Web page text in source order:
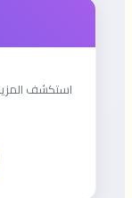
استكشف